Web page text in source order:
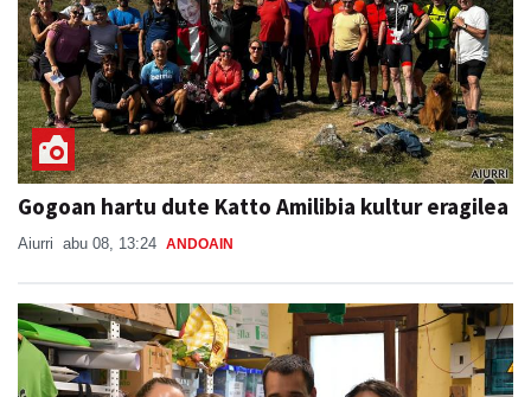
Gogoan hartu dute Katto Amilibia kultur eragilea
Aiurri abu 08, 13:24 ANDOAIN